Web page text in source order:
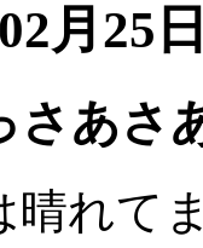
月25
さあさ
晴れて